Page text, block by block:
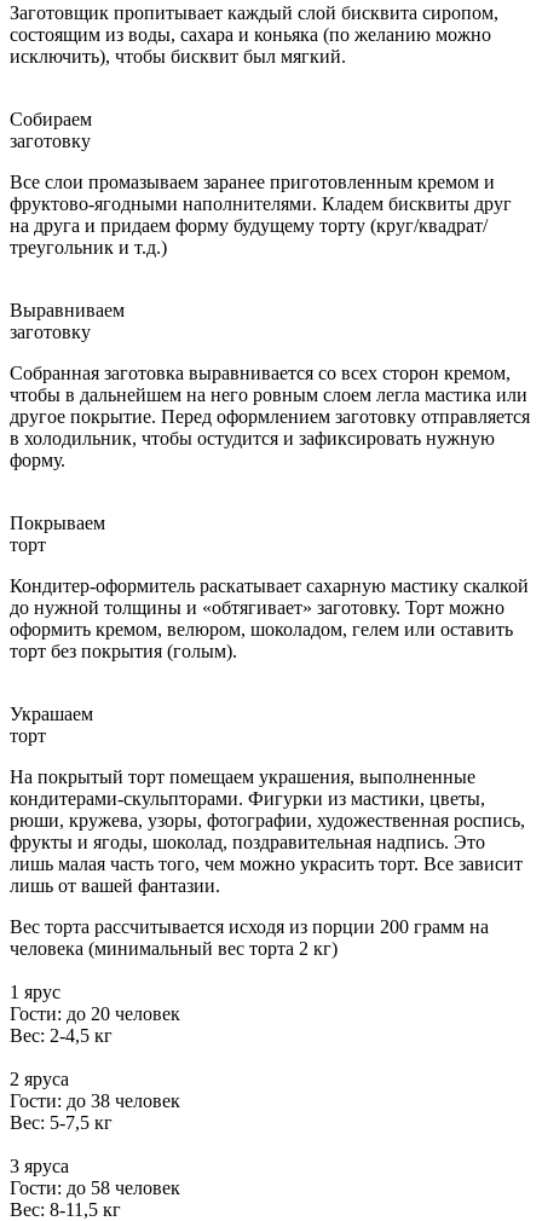
Заготовщик пропитывает каждый слой бисквита сиропом,
состоящим из воды, сахара и коньяка (по желанию можно
исключить), чтобы бисквит был мягкий.
Собираем
заготовку
Все слои промазываем заранее приготовленным кремом и
фруктово-ягодными наполнителями. Кладем бисквиты друг
на друга и придаем форму будущему торту (круг/квадрат/
треугольник и т.д.)
Выравниваем
заготовку
Собранная заготовка выравнивается со всех сторон кремом,
чтобы в дальнейшем на него ровным слоем легла мастика или
другое покрытие. Перед оформлением заготовку отправляется
в холодильник, чтобы остудится и зафиксировать нужную
форму.
Покрываем
торт
Кондитер-оформитель раскатывает сахарную мастику скалкой
до нужной толщины и «обтягивает» заготовку. Торт можно
оформить кремом, велюром, шоколадом, гелем или оставить
торт без покрытия (голым).
Украшаем
торт
На покрытый торт помещаем украшения, выполненные
кондитерами-скульпторами. Фигурки из мастики, цветы,
рюши, кружева, узоры, фотографии, художественная роспись,
фрукты и ягоды, шоколад, поздравительная надпись. Это
лишь малая часть того, чем можно украсить торт. Все зависит
лишь от вашей фантазии.
Вес торта рассчитывается исходя из порции 200 грамм на
человека (минимальный вес торта 2 кг)
1 ярус
Гости: до 20 человек
Вес: 2-4,5 кг
2 яруса
Гости: до 38 человек
Вес: 5-7,5 кг
3 яруса
Гости: до 58 человек
Вес: 8-11,5 кг